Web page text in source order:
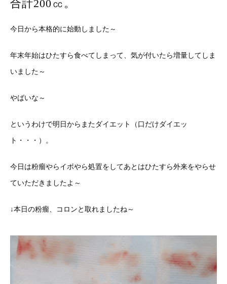
合計200㏄。
今日から本格的に始動しました～
年末年始はひたすら食べてしまって、気が付いたら増量してしま
いました～
やばいな～
というわけで明日からまたダイエット（口だけダイエッ
ト・・・）。
今日は粉瘤やらイボやら処置をしてあとはひたすら外来をやらせ
ていただきましたよ～
↓本日の粉瘤、コロンと取れましたね～